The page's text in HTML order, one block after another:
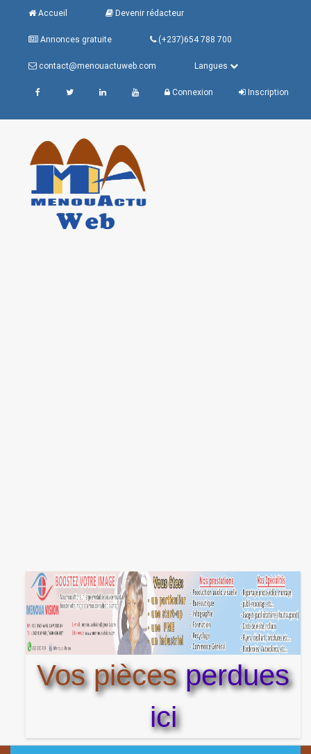
Accueil Devenir rédacteur
Annonces gratuite (+237)654 788 700
contact@menouactuweb.com Langues
Connexion Inscription
Vos piècesperdues
ici